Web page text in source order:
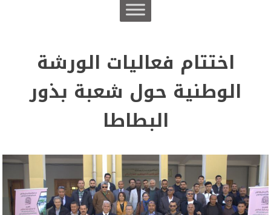
اختتام فعاليات الورشة
الوطنية حول شعبة بذور
البطاطا